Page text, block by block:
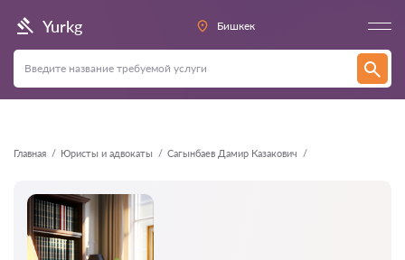
Yurkg Бишкек
Главная Юристы и адвокаты Сагынбаев Дамир Казакович
Назад